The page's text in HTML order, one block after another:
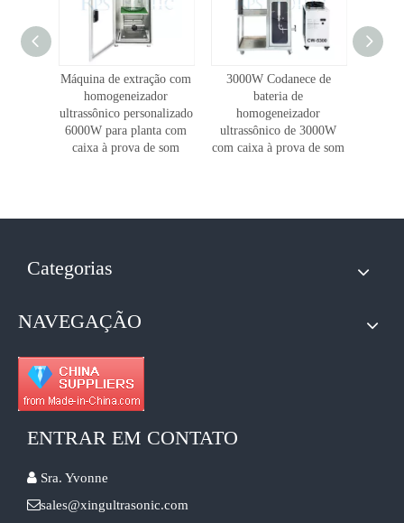
Máquina de extração com
homogeneizador
ultrassônico personalizado
6000W para planta com
caixa à prova de som
3000W Codanece de
bateria de
homogeneizador
ultrassônico de 3000W
com caixa à prova de som
Categorias
NAVEGAÇÃO
ENTRAR EM CONTATO
 Sra. Yvonne
sales@xingultrasonic.com